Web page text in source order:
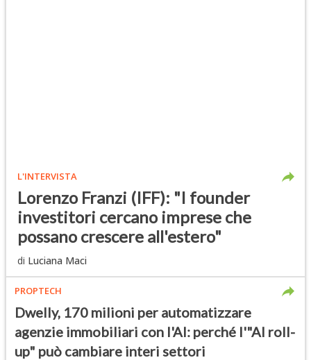
L'INTERVISTA
Lorenzo Franzi (IFF): "I founder
investitori cercano imprese che
possano crescere all'estero"
di Luciana Maci
PROPTECH
Dwelly, 170 milioni per automatizzare
agenzie immobiliari con l'AI: perché l'"AI roll-
up" può cambiare interi settori